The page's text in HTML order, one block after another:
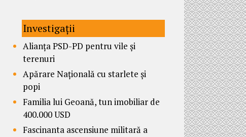
Investigații
Alianța PSD-PD pentru vile și
terenuri
Apărare Națională cu starlete și
popi
Familia lui Geoană, tun imobiliar de
400.000 USD
Fascinanta ascensiune militară a